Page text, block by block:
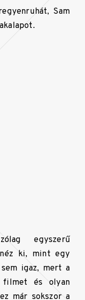
Sam
egyszerű
ki, mint egy
igaz, mert a
filmet és olyan
már sokszor a